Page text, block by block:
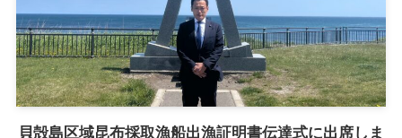
貝殻島区域昆布採取漁船出漁証明書伝達式に出席しま